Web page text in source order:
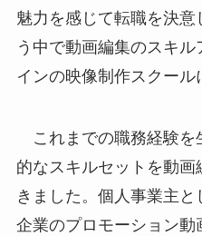
魅力を感じて転職を決
う中で動画編集のスキ
インの映像制作スクール
これまでの職務経験を
的なスキルセットを動
きました。個人事業主と
企業のプロモーション動